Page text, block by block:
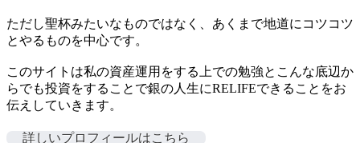
ただし聖杯みたいなものではなく、あくまで地道にコツコツ
とやるものを中心です。
このサイトは私の資産運用をする上での勉強とこんな底辺か
らでも投資をすることで銀の人生にRELIFEできることをお
伝えしていきます。
詳しいプロフィールはこちら